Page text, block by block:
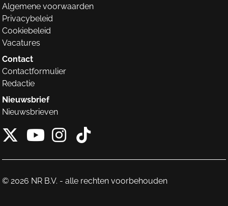
Algemene voorwaarden
Privacybeleid
Cookiebeleid
Vacatures
Contact
Contactformulier
Redactie
Nieuwsbrief
Nieuwsbrieven
X van NieuwRechts
Instagram van
Tiktok van
© 2026 NR B.V. - alle rechten voorbehouden